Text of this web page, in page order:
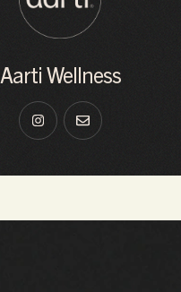
Aarti Wellness